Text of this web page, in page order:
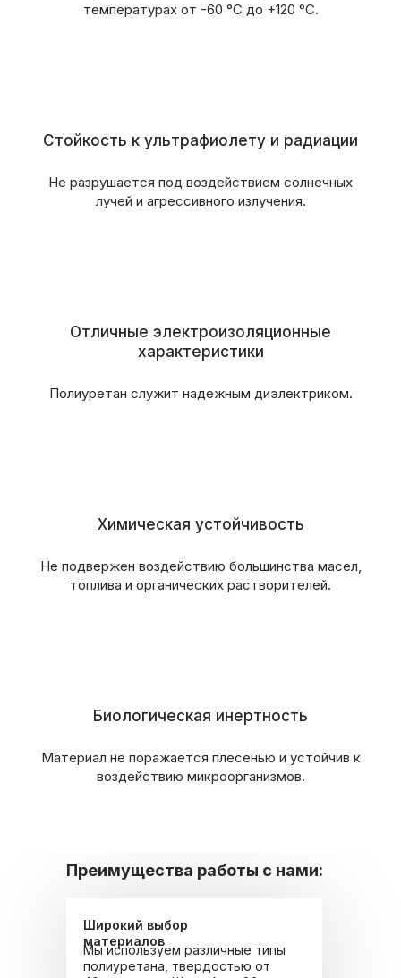
температурах от -60 °C до +120 °C.
Стойкость к ультрафиолету и радиации
Не разрушается под воздействием солнечных
лучей и агрессивного излучения.
Отличные электроизоляционные
характеристики
Полиуретан служит надежным диэлектриком.
Химическая устойчивость
Не подвержен воздействию большинства масел,
топлива и органических растворителей.
Биологическая инертность
Материал не поражается плесенью и устойчив к
воздействию микроорганизмов.
Мы используем различные типы
полиуретана, твердостью от
Преимущества работы с нами:
Широкий выбор
материалов